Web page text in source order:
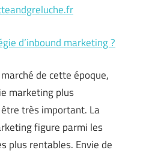
d’inbound marketing ?
de cette époque,
marketing plus
très important. La
figure parmi les
plus rentables. Envie de